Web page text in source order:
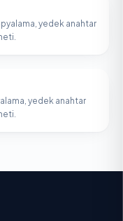
yedek anahtar
yedek anahtar